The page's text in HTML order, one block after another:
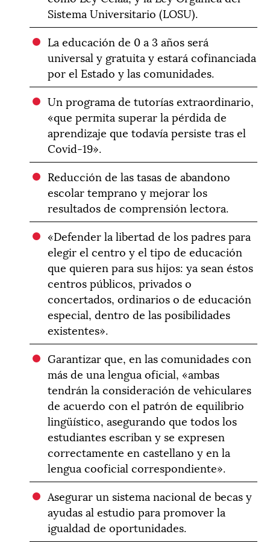
Sistema Universitario (LOSU).
La educación de 0 a 3 años será
universal y gratuita y estará cofinanciada
por el Estado y las comunidades.
Un programa de tutorías extraordinario,
«que permita superar la pérdida de
aprendizaje que todavía persiste tras el
Covid-19».
Reducción de las tasas de abandono
escolar temprano y mejorar los
resultados de comprensión lectora.
«Defender la libertad de los padres para
elegir el centro y el tipo de educación
que quieren para sus hijos: ya sean éstos
centros públicos, privados o
concertados, ordinarios o de educación
especial, dentro de las posibilidades
existentes».
Garantizar que, en las comunidades con
más de una lengua oficial, «ambas
tendrán la consideración de vehiculares
de acuerdo con el patrón de equilibrio
lingüístico, asegurando que todos los
estudiantes escriban y se expresen
correctamente en castellano y en la
lengua cooficial correspondiente».
Asegurar un sistema nacional de becas y
ayudas al estudio para promover la
igualdad de oportunidades.